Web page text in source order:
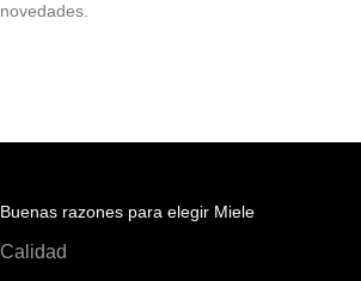
novedades.
Buenas razones para elegir Miele
Calidad